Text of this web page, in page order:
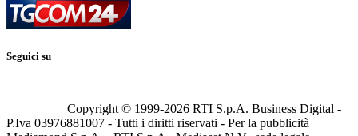
Seguici su
Copyright © 1999-2026 RTI S.p.A. Business Digital -
P.Iva 03976881007 - Tutti i diritti riservati - Per la pubblicità